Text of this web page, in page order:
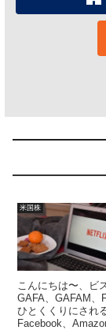
米国株
こんにちは〜、ビ
GAFA、GAFAM、
ひとくくりにされ
Facebook、